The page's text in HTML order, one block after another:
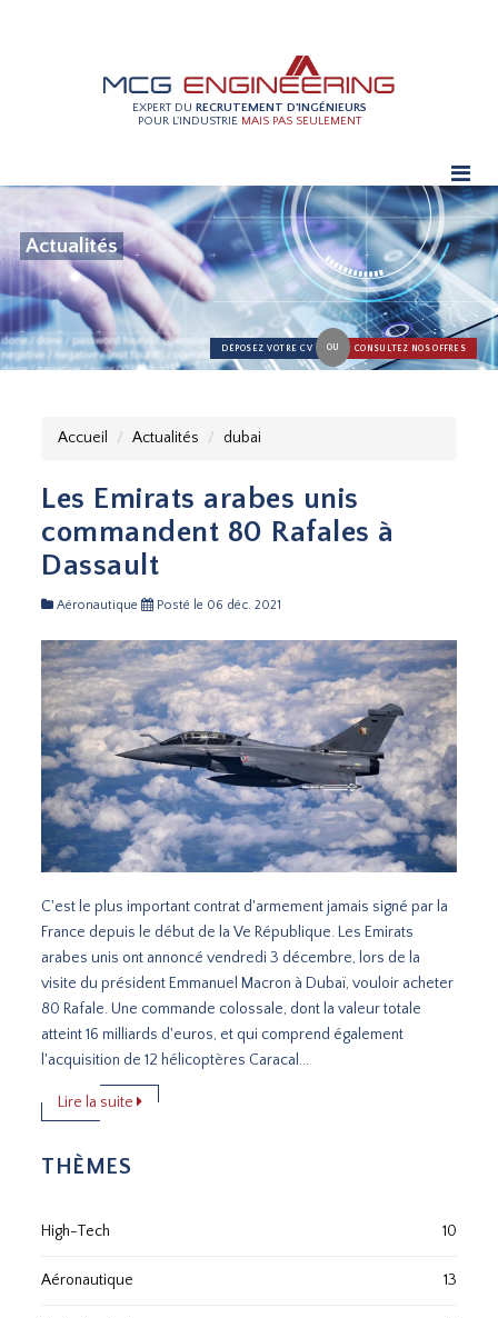
EXPERT DU RECRUTEMENT D'INGÉNIEURS
POUR L'INDUSTRIE MAIS PAS SEULEMENT
Actualités
DÉPOSEZ VOTRE CV OU CONSULTEZ NOS OFFRES
Accueil Actualités dubai
Les Emirats arabes unis
commandent 80 Rafales à
Dassault
Aéronautique Posté le 06 déc. 2021
C'est le plus important contrat d'armement jamais signé par la
France depuis le début de la Ve République. Les Emirats
arabes unis ont annoncé vendredi 3 décembre, lors de la
visite du président Emmanuel Macron à Dubaï, vouloir acheter
80 Rafale. Une commande colossale, dont la valeur totale
atteint 16 milliards d'euros, et qui comprend également
l'acquisition de 12 hélicoptères Caracal...
Lire la suite
THÈMES
High-Tech 10
Aéronautique 13